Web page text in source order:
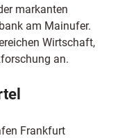
markanten
am Mainufer.
Wirtschaft,
an.
Frankfurt